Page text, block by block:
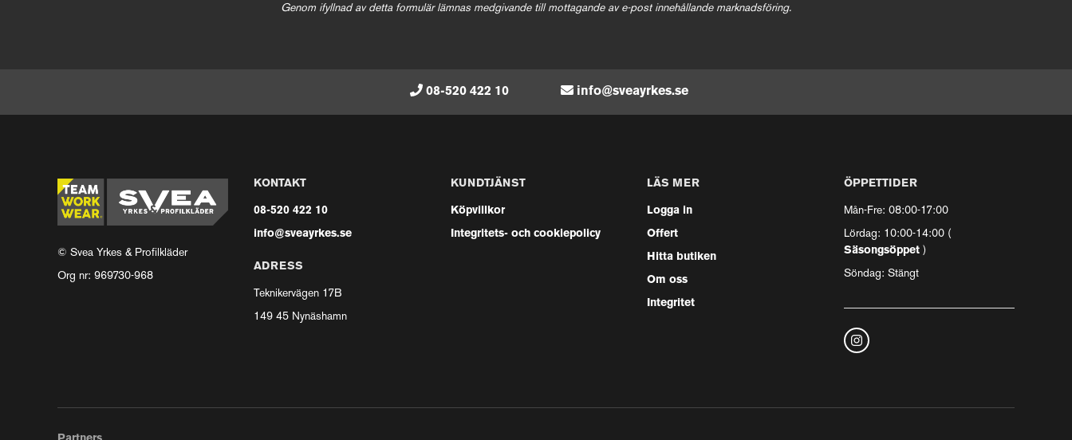
Genom ifyllnad av detta formulär lämnas medgivande till mottagande av e-post innehållande marknadsföring.
08-520 422 10 info@sveayrkes.se
© Svea Yrkes & Profilkläder
Org nr: 969730-968
KONTAKT
08-520 422 10
info@sveayrkes.se
ADRESS
Teknikervägen 17B
149 45 Nynäshamn
KUNDTJÄNST
Köpvillkor
Integritets- och cookiepolicy
LÄS MER
Logga in
Offert
Hitta butiken
Om oss
Integritet
ÖPPETTIDER
Mån-Fre: 08:00-17:00
Lördag: 10:00-14:00 (
Säsongsöppet )
Söndag: Stängt